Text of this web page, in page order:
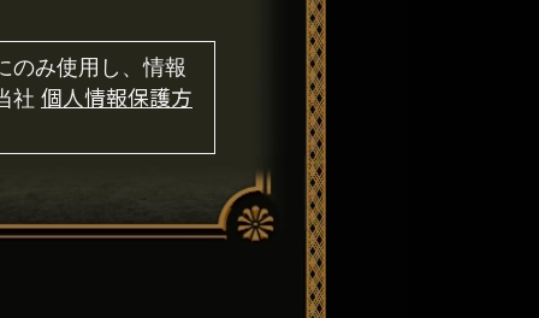
のみ使用し、情報
社 個人情報保護方